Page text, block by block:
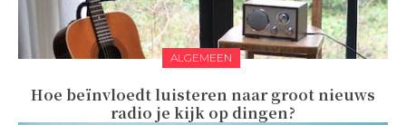
ALGEMEEN
Hoe beïnvloedt luisteren naar groot nieuws
radio je kijk op dingen?